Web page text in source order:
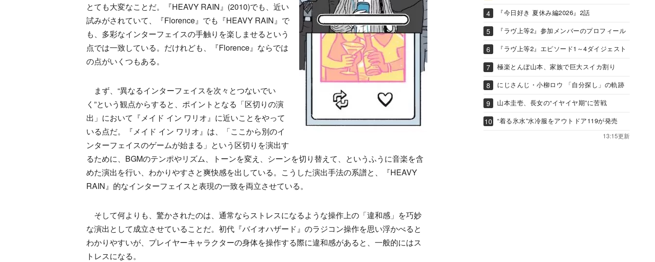
とても大変なことだ。『HEAVY RAIN』(2010)でも、近い
試みがされていて、『Florence』でも『HEAVY RAIN』で
も、多彩なインターフェイスの手触りを楽しませるという
点では一致している。だけれども、『Florence』ならでは
の点がいくつもある。
まず、“異なるインターフェイスを次々とつないでい
く”という観点からすると、ポイントとなる「区切りの演
出」において『メイド イン ワリオ』に近いことをやって
いる点だ。『メイド イン ワリオ』は、「ここから別のイ
ンターフェイスのゲームが始まる」という区切りを演出す
るために、BGMのテンポやリズム、トーンを変え、シーンを切り替えて、というふうに音楽を含
めた演出を行い、わかりやすさと爽快感を出している。こうした演出手法の系譜と、『HEAVY
RAIN』的なインターフェイスと表現の一致を両立させている。
そして何よりも、驚かされたのは、通常ならストレスになるような操作上の「違和感」を巧妙
な演出として成立させていることだ。初代『バイオハザード』のラジコン操作を思い浮かべると
わかりやすいが、プレイヤーキャラクターの身体を操作する際に違和感があると、一般的にはス
トレスになる。
『今日好き 夏休み編2026』2話
『ラヴ上等2』参加メンバーのプロフィール
『ラヴ上等2』エピソード1～4ダイジェスト
極楽とんぼ山本、家族で巨大スイカ割り
にじさんじ・小柳ロウ 「自分探し」の軌跡
山本圭壱、長女の“イヤイヤ期”に苦戦
“着る氷水”水冷服をアウトドア119が発売
13:15更新